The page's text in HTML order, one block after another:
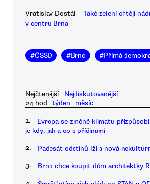
Vratislav Dostál
Také zelení chtějí
v centru Brna
#ČSSD #Brno #Přímá
Nejčtenější
Nejdiskutovanější
24 hod
týden měsíc
1.
Evropa se změně klimatu
je kdy, jak a co s příčinami
2. Padesát odstínů lži a nová
3. Brno chce koupit dům architektky